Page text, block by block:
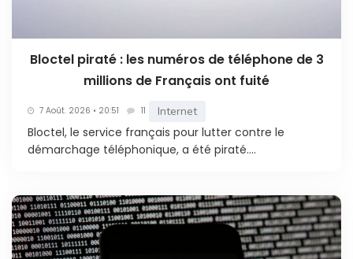
Bloctel piraté : les numéros de téléphone de 3
millions de Français ont fuité
7 Août. 2026 • 20:51 11 Internet
Bloctel, le service français pour lutter contre le
démarchage téléphonique, a été piraté....